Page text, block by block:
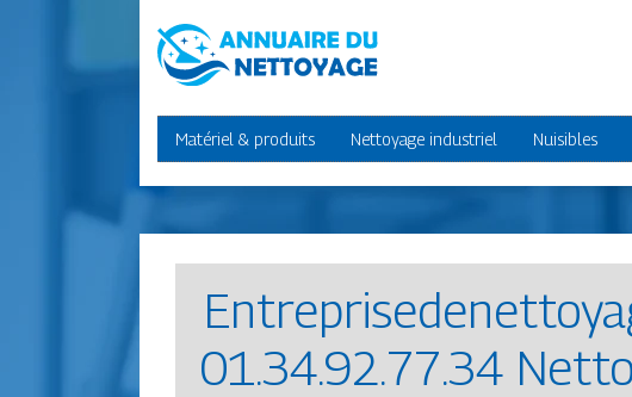
Matériel & produits Nettoyage industriel Nuisibles
01.34.92.77.34